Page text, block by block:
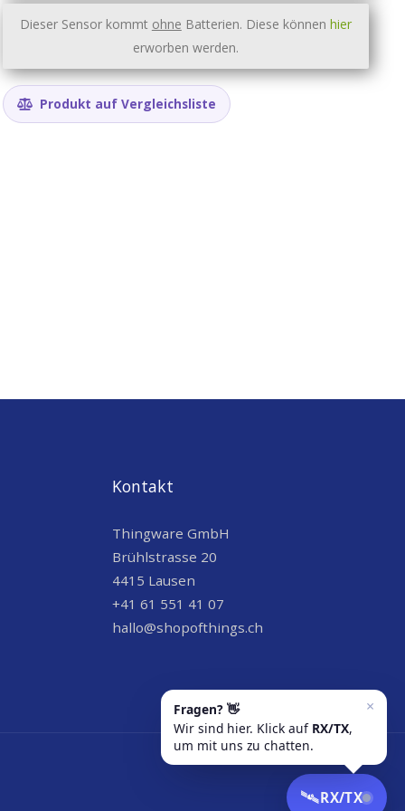
Dieser Sensor kommt ohne Batterien. Diese können hier
erworben werden.
Produkt auf Vergleichsliste
Kontakt
Thingware GmbH
Brühlstrasse 20
4415 Lausen
+41 61 551 41 07
hallo@shopofthings.ch